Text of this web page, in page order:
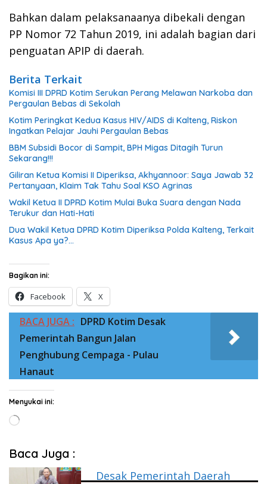
Bahkan dalam pelaksanaanya dibekali dengan
PP Nomor 72 Tahun 2019, ini adalah bagian dari
penguatan APIP di daerah.
Berita Terkait
Komisi III DPRD Kotim Serukan Perang Melawan Narkoba dan
Pergaulan Bebas di Sekolah
Kotim Peringkat Kedua Kasus HIV/AIDS di Kalteng, Riskon
Ingatkan Pelajar Jauhi Pergaulan Bebas
BBM Subsidi Bocor di Sampit, BPH Migas Ditagih Turun
Sekarang!!!
Giliran Ketua Komisi II Diperiksa, Akhyannoor: Saya Jawab 32
Pertanyaan, Klaim Tak Tahu Soal KSO Agrinas
Wakil Ketua II DPRD Kotim Mulai Buka Suara dengan Nada
Terukur dan Hati-Hati
Dua Wakil Ketua DPRD Kotim Diperiksa Polda Kalteng, Terkait
Kasus Apa ya?…
Bagikan ini:
Facebook X
BACA JUGA : DPRD Kotim Desak
Pemerintah Bangun Jalan
Penghubung Cempaga - Pulau
Hanaut
Menyukai ini:
Memuat...
Baca Juga :
Desak Pemerintah Daerah